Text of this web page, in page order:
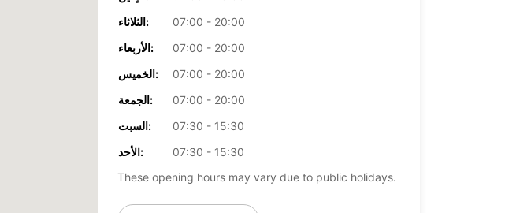
الثلاثاء:
07:00 - 20:00
الأربعاء:
07:00 - 20:00
الخميس:
07:00 - 20:00
الجمعة:
07:00 - 20:00
السبت:
07:30 - 15:30
الأحد:
07:30 - 15:30
These opening hours may vary due to public holidays.